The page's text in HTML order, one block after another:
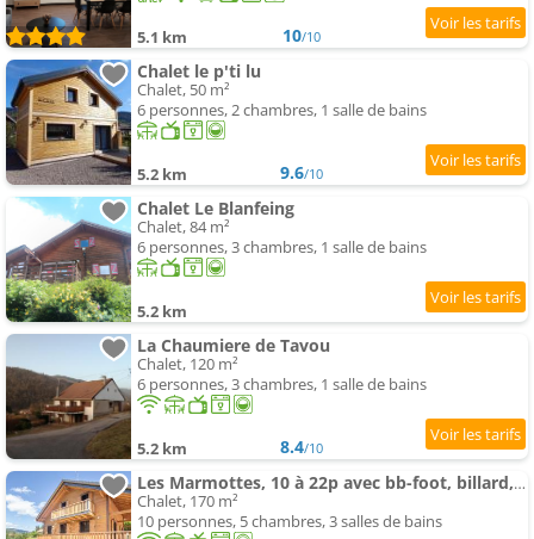
5.1 km 10/10
Chalet le p'ti lu
Chalet, 50 m²
6 personnes, 2 chambres, 1 salle de bains
5.2 km 9.6/10
Chalet Le Blanfeing
Chalet, 84 m²
6 personnes, 3 chambres, 1 salle de bains
5.2 km
La Chaumiere de Tavou
Chalet, 120 m²
6 personnes, 3 chambres, 1 salle de bains
5.2 km 8.4/10
Les Marmottes, 10 à 22p avec bb-foot, billard, bar
Chalet, 170 m²
10 personnes, 5 chambres, 3 salles de bains